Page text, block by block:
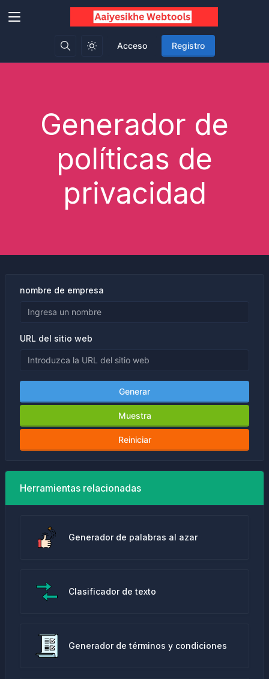
Acceso Registro
Generador de
políticas de
privacidad
nombre de empresa
URL del sitio web
Generar
Muestra
Reiniciar
Herramientas relacionadas
Generador de palabras al azar
Clasificador de texto
Generador de términos y condiciones